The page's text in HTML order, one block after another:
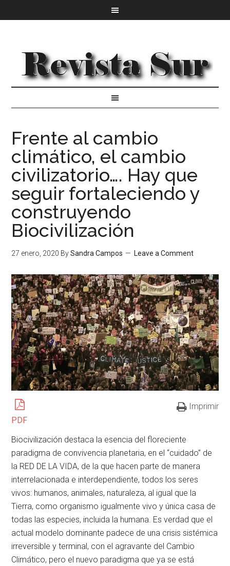
Frente al cambio
climático, el cambio
civilizatorio…. Hay que
seguir fortaleciendo y
construyendo
Biocivilización
27 enero, 2020 BySandra Campos Leave a Comment
PDF
Imprimir
Biocivilización destaca la esencia del floreciente
paradigma de convivencia planetaria, en el “cuidado” de
la RED DE LA VIDA, de la que hacen parte de manera
interrelacionada e interdependiente, todos los seres
vivos: humanos, animales, naturaleza, al igual que la
Tierra, como organismo igualmente vivo y única casa de
todas las especies, incluida la humana. Es verdad que el
actual modelo dominante padece de una crisis sistémica
irreversible y terminal, con el agravante del Cambio
Climático, pero el nuevo paradigma que ya se está